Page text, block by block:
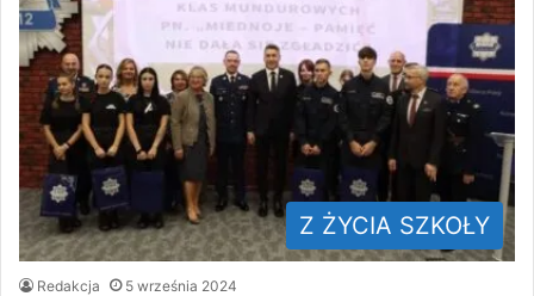
Z ŻYCIA SZKOŁY
Redakcja 5 września 2024